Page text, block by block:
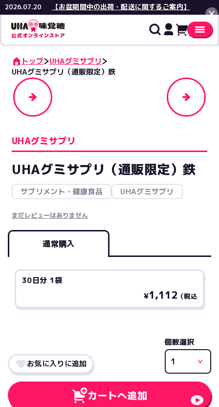
2026.07.20 【お盆期間中の出荷・配送に関するご案内】
閉じる
トップ
UHAグミサプリ
UHAグミサプリ（通販限定）鉄
UHAグミサプリ
UHAグミサプリ（通販限定）鉄
サプリメント・健康食品 UHAグミサプリ
まだレビューはありません
通常購入
30日分 1袋
¥1,112 （税込
個数選択
カートへ追加
お気に入りに追加